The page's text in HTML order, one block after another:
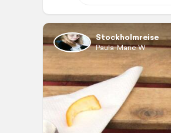
Stockholmreise
Paula-Marie W